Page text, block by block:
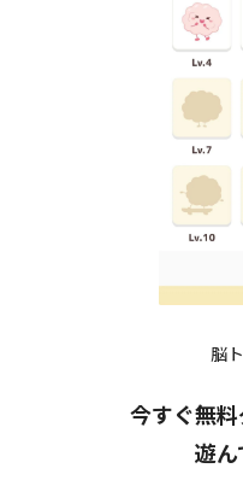
脳
今すぐ無
遊